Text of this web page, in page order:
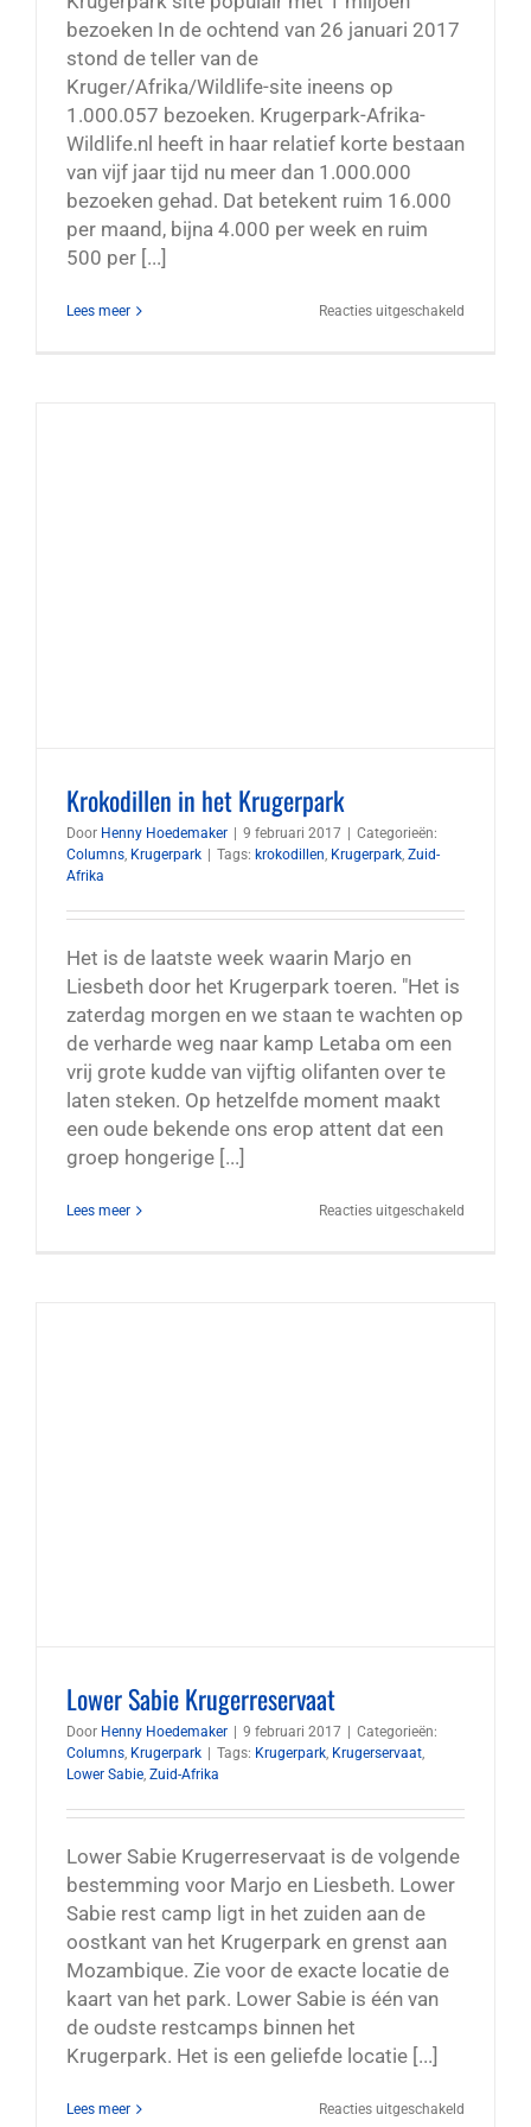
bezoeken In de ochtend van 26 januari 2017
stond de teller van de
Kruger/Afrika/Wildlife-site ineens op
1.000.057 bezoeken. Krugerpark-Afrika-
Wildlife.nl heeft in haar relatief korte bestaan
van vijf jaar tijd nu meer dan 1.000.000
bezoeken gehad. Dat betekent ruim 16.000
per maand, bijna 4.000 per week en ruim
500 per [...]
Lees meer Reacties uitgeschakeld
Krokodillen in het Krugerpark
Door Henny Hoedemaker 9 februari 2017
Categorieën:
Columns, Krugerpark Tags: krokodillen, Krugerpark, Zuid-
Afrika
Het is de laatste week waarin Marjo en
Liesbeth door het Krugerpark toeren. "Het is
zaterdag morgen en we staan te wachten op
de verharde weg naar kamp Letaba om een
vrij grote kudde van vijftig olifanten over te
laten steken. Op hetzelfde moment maakt
een oude bekende ons erop attent dat een
groep hongerige [...]
Lees meer Reacties uitgeschakeld
Lower Sabie Krugerreservaat
Door Henny Hoedemaker 9 februari 2017
Categorieën:
Columns, Krugerpark Tags: Krugerpark, Krugerservaat,
Lower Sabie, Zuid-Afrika
Lower Sabie Krugerreservaat is de volgende
bestemming voor Marjo en Liesbeth. Lower
Sabie rest camp ligt in het zuiden aan de
oostkant van het Krugerpark en grenst aan
Mozambique. Zie voor de exacte locatie de
kaart van het park. Lower Sabie is één van
de oudste restcamps binnen het
Krugerpark. Het is een geliefde locatie [...]
Lees meer Reacties uitgeschakeld